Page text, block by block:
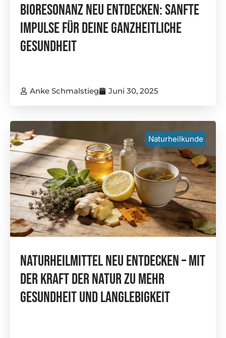
Bioresonanz Neu Entdecken: Sanfte
Impulse Für Deine Ganzheitliche
Gesundheit
Anke Schmalstieg Juni 30, 2025
Naturheilkunde
Naturheilmittel Neu Entdecken – Mit
Der Kraft Der Natur Zu Mehr
Gesundheit Und Langlebigkeit